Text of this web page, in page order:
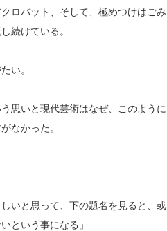
ロバット、そして、極めつけはごみ
続けている。
い。
思いと現代芸術はなぜ、このように
なかった。
いと思って、下の題名を見ると、或
という事になる」